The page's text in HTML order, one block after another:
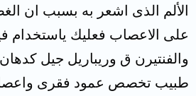
الألم الذى اشعر به بسبب ان
والفنتيرن ق وريباريل جيل
طبيب تخصص عمود فقرى